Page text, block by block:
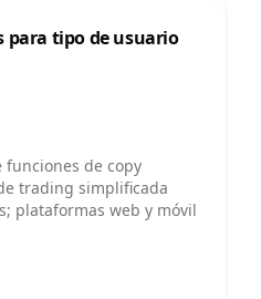
para tipo de usuario
funciones de copy
trading simplificada
plataformas web y móvil